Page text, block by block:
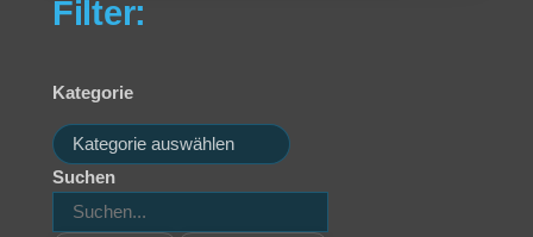
Filter:
Kategorie
Kategorien
Suchen